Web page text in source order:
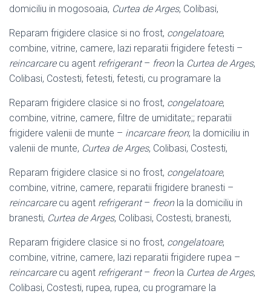
domiciliu in mogosoaia, Curtea de Arges, Colibasi,
Reparam frigidere clasice si no frost, congelatoare,
combine, vitrine, camere, lazi reparatii frigidere fetesti –
reincarcarecu agent refrigerant– freonla Curtea de Arges,
Colibasi, Costesti, fetesti, fetesti, cu programare la
Reparam frigidere clasice si no frost, congelatoare,
combine, vitrine, camere, filtre de umiditate;; reparatii
frigidere valenii de munte – incarcare freon; la domiciliu in
valenii de munte, Curtea de Arges, Colibasi, Costesti,
Reparam frigidere clasice si no frost, congelatoare,
combine, vitrine, camere, reparatii frigidere branesti –
reincarcarecu agent refrigerant– freonla la domiciliu in
branesti, Curtea de Arges, Colibasi, Costesti, branesti,
Reparam frigidere clasice si no frost, congelatoare,
combine, vitrine, camere, lazi reparatii frigidere rupea –
reincarcarecu agent refrigerant– freonla Curtea de Arges,
Colibasi, Costesti, rupea, rupea, cu programare la